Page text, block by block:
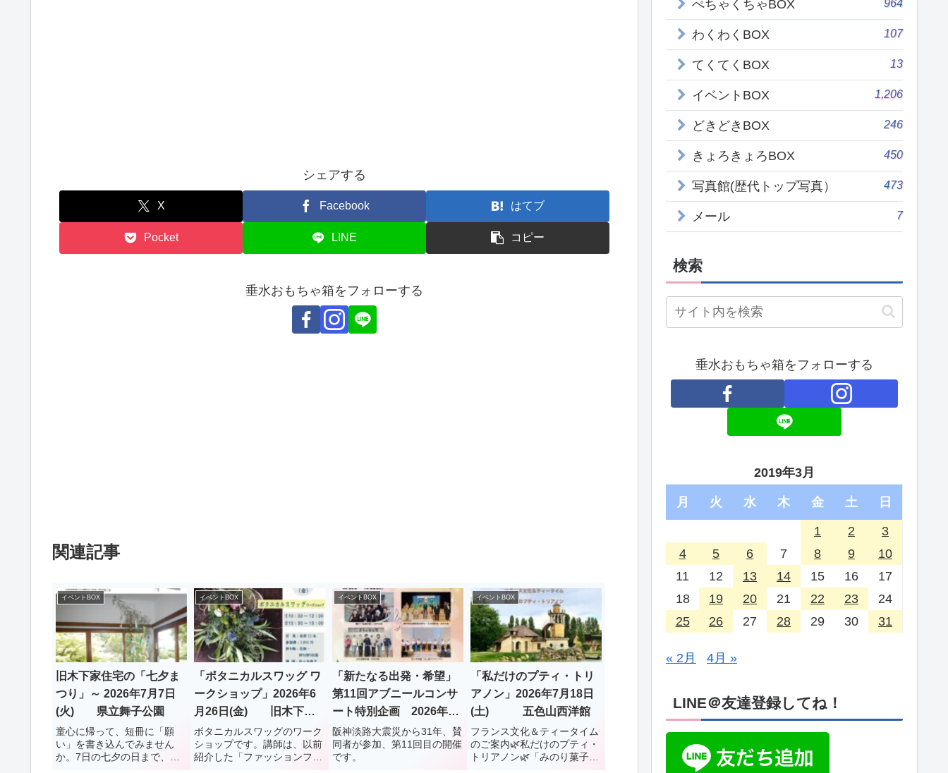
シェアする
X Facebook はてブ
Pocket LINE コピー
垂水おもちゃ箱をフォローする
関連記事
イベントBOX
旧木下家住宅の「七夕ま
つり」～ 2026年7月7日
(火) 県立舞子公園
童心に帰って、短冊に「願
い」を書き込んでみません
か。7日の七夕の日まで、旧
イベントBOX
「ボタニカルスワッグ ワ
ークショップ」2026年6
月26日(金) 旧木下家
住宅
ボタニカルスワッグのワーク
ショップです。講師は、以前
紹介した「ファッションフラ
イベントBOX
「新たなる出発・希望」
第11回アブニールコンサ
ート特別企画 2026年3
月16日(月) 垂水区役所1
階ロビー
阪神淡路大震災から31年、賛
同者が参加、第11回目の開催
です。
イベントBOX
「私だけのプティ・トリ
アノン」2026年7月18日
(土) 五色山西洋館
フランス文化＆ティータイム
のご案内🌿私だけのプティ・
トリアノン🌿「みのり菓子」
ぺちゃくちゃBOX
わくわくBOX 107
てくてくBOX 13
イベントBOX 1,206
どきどきBOX 246
きょろきょろBOX 450
写真館(歴代トップ写真） 473
メール 7
検索
垂水おもちゃ箱をフォローする
2019年3月
月 火 水 木 金 土 日
1 2
3
4
5 6 7 8 9
10
11
12 13 14 15 16
17
18
19 20 21 22 23
24
25
26 27 28 29 30 31
« 2月 4月 »
LINE＠友達登録してね！